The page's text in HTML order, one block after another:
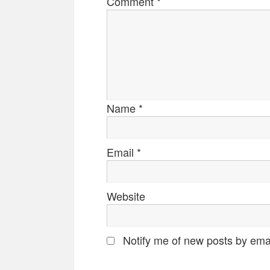
Name *
Email *
Website
Notify me of new posts by